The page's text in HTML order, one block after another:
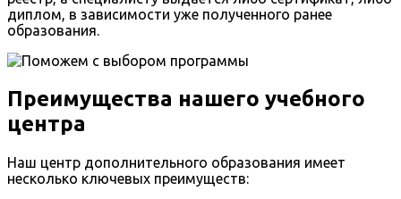
диплом, в зависимости уже полученного ранее
образования.
Преимущества нашего учебного
центра
Наш центр дополнительного образования имеет
несколько ключевых преимуществ: